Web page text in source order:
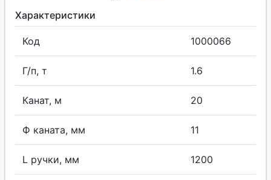
Характеристики
Код 1000066
Г/п, т 1.6
Канат, м 20
Ф каната, мм 11
L ручки, мм 1200